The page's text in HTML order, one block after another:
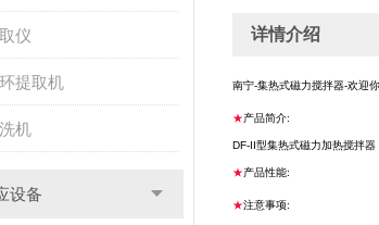
仪
提取机
机
设备
详情介绍
南宁-集热式磁力搅拌器-欢迎
★产品简介:
DF-II型集热式磁力加热搅拌
★产品性能:
★注意事项: